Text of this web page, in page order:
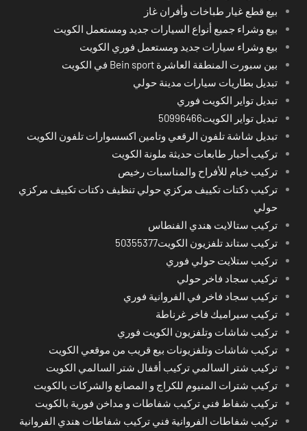
بيع قطع غيار طباخات وأفران غاز
بيع وشراء جميع أنواع السيارات جديد ومستعمل الكويت
بيع وشراء سيارات جديد ومستعمل فوري الكويت
بين سبورت المنطقة العاشرة Bein sport في الكويت
تبديل بطاريات سيارات مدينة حولي
تبديل تواير الكويت فوري
تبديل تواير الكويت50996466
تبديل شاشة تلفون الرقعي وتامين اكسسوارات تلفون الكويت
تركيب أحبار طابعات حديثة ملونة الكويت
تركيب خيام للأفراح والمناسبات رخيص
تركيب دكتات تكييف مركزي حولي تنظيف دكتات تكييف مركزي
حولي
تركيب ستالايت هندي الفنطاس
تركيب ستاند تلفزيون الكويت50355377
تركيب ستلايت حولي فوري
تركيب سجاد فاخر حولي
تركيب سجاد فاخر في الفروانية فوري
تركيب سيراميك فاخر غرناطة
تركيب شاشات وتلفزيون الكويت فوري
تركيب شاشات وتلفزيونات بيع قريب من موقعي الكويت
تركيب شتر السالمي تركيب أقفال شتر السالمي الكويت
تركيب شترات المنيوم للكراج و المصانع والشركات بالكويت
تركيب شفاط فني تركيب شفاطات و مداخن فورية بالكويت
تركيب شفاطات الفروانية فني تركيب شفاطات هندي الفروانية